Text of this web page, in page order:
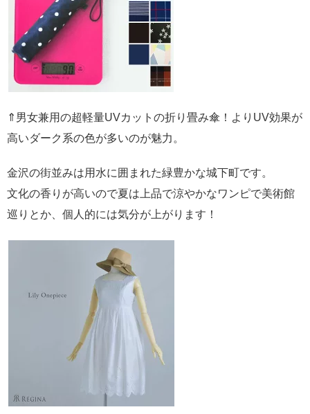
⇑男女兼用の超軽量UVカットの折り畳み傘！よりUV効果が
高いダーク系の色が多いのが魅力。
金沢の街並みは用水に囲まれた緑豊かな城下町です。
文化の香りが高いので夏は上品で涼やかなワンピで美術館
巡りとか、個人的には気分が上がります！